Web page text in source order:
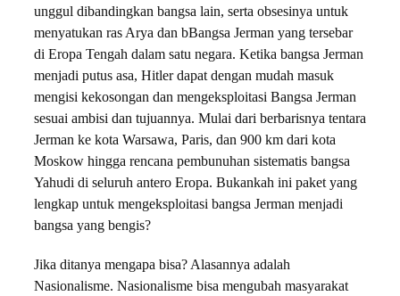
unggul dibandingkan bangsa lain, serta obsesinya untuk
menyatukan ras Arya dan bBangsa Jerman yang tersebar
di Eropa Tengah dalam satu negara. Ketika bangsa Jerman
menjadi putus asa, Hitler dapat dengan mudah masuk
mengisi kekosongan dan mengeksploitasi Bangsa Jerman
sesuai ambisi dan tujuannya. Mulai dari berbarisnya tentara
Jerman ke kota Warsawa, Paris, dan 900 km dari kota
Moskow hingga rencana pembunuhan sistematis bangsa
Yahudi di seluruh antero Eropa. Bukankah ini paket yang
lengkap untuk mengeksploitasi bangsa Jerman menjadi
bangsa yang bengis?
Jika ditanya mengapa bisa? Alasannya adalah
Nasionalisme. Nasionalisme bisa mengubah masyarakat